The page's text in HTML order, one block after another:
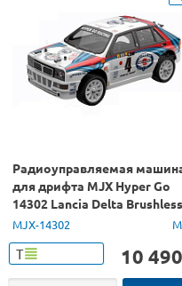
Радиоуправляемая
для дрифта MJX Hyper Go
14302 Lancia Delta Brushless
4WD 2.4G LED 1/14 RTR
MJX-14302
Т 10 490